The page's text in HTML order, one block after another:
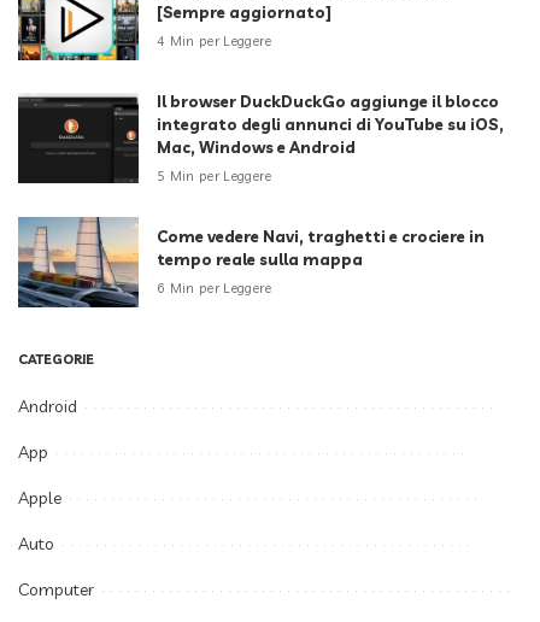
[Sempre aggiornato]
4 Min per Leggere
Il browser DuckDuckGo aggiunge il blocco
integrato degli annunci di YouTube su iOS,
Mac, Windows e Android
5 Min per Leggere
Come vedere Navi, traghetti e crociere in
tempo reale sulla mappa
6 Min per Leggere
CATEGORIE
Android
App
Apple
Auto
Computer